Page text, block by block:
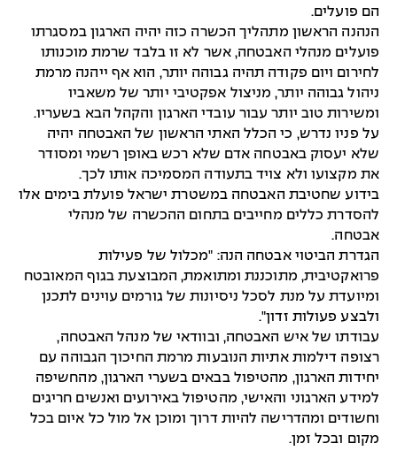
הם פועלים.
הנהנה הראשון מתהליך הכשרה כזה יהיה הארגון במסגרתו
פועלים מנהלי האבטחה, אשר לא זו בלבד שרמת מוכנותו
לחירום ויום פקודה תהיה גבוהה יותר, הוא אף ייהנה מרמת
ניהול גבוהה יותר, מניצול אפקטיבי יותר של משאביו
ומשירות טוב יותר עבור עובדי הארגון והקהל הבא בשעריו.
על פניו נדרש, כי הכלל האתי הראשון של האבטחה יהיה
שלא יעסוק באבטחה אדם שלא רכש באופן רשמי ומסודר
את מקצועו ולא צויד בתעודה המסמיכה אותו לכך.
בידוע שחטיבת האבטחה במשטרת ישראל פועלת בימים אלו
להסדרת כללים מחייבים בתחום ההכשרה של מנהלי
אבטחה.
הגדרת הביטוי אבטחה הנה: "מכלול של פעילות
פרואקטיבית, מתוכננת ומתואמת, המבוצעת בגוף המאובטח
ומיועדת על מנת לסכל ניסיונות של גורמים עוינים לתכנן
ולבצע פעולות זדון".
עבודתו של איש האבטחה, ובוודאי של מנהל האבטחה,
רצופה דילמות אתיות הנובעות מרמת החיכוך הגבוהה עם
יחידות הארגון, מהטיפול בבאים בשערי הארגון, מהחשיפה
למידע הארגוני והאישי, מהטיפול באירועים ואנשים חריגים
וחשודים ומהדרישה להיות דרוך ומוכן אל מול כל איום בכל
מקום ובכל זמן.